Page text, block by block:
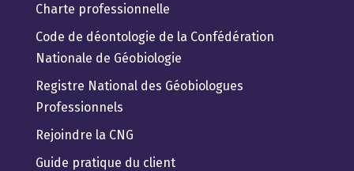
Charte professionnelle
Code de déontologie de la Confédération
Nationale de Géobiologie
Registre National des Géobiologues
Professionnels
Rejoindre la CNG
Guide pratique du client